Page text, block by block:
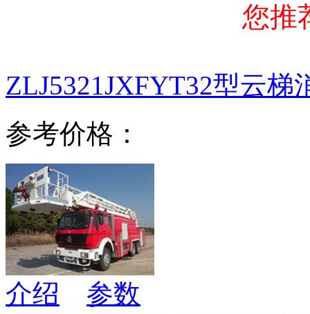
您推
ZLJ5321JXFYT32型云梯
参考价格：
介绍
参数